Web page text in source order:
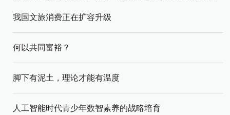
我国文旅消费正在扩容升级
何以共同富裕？
脚下有泥土，理论才能有温度
人工智能时代青少年数智素养的战略培育